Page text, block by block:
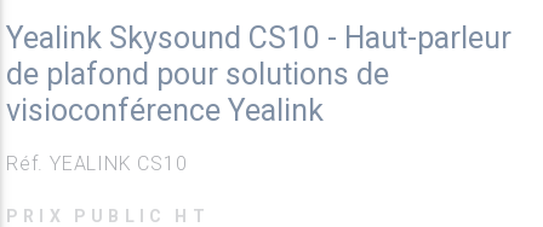
Yealink Skysound CS10 - Haut-parleur
de plafond pour solutions de
visioconférence Yealink
Réf. YEALINK CS10
PRIX PUBLIC HT